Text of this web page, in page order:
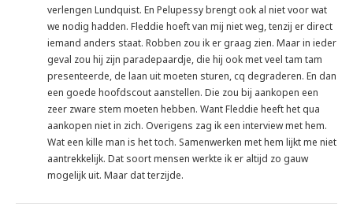
verlengen Lundquist. En Pelupessy brengt ook al niet voor wat
we nodig hadden. Fleddie hoeft van mij niet weg, tenzij er direct
iemand anders staat. Robben zou ik er graag zien. Maar in ieder
geval zou hij zijn paradepaardje, die hij ook met veel tam tam
presenteerde, de laan uit moeten sturen, cq degraderen. En dan
een goede hoofdscout aanstellen. Die zou bij aankopen een
zeer zware stem moeten hebben. Want Fleddie heeft het qua
aankopen niet in zich. Overigens zag ik een interview met hem.
Wat een kille man is het toch. Samenwerken met hem lijkt me niet
aantrekkelijk. Dat soort mensen werkte ik er altijd zo gauw
mogelijk uit. Maar dat terzijde.